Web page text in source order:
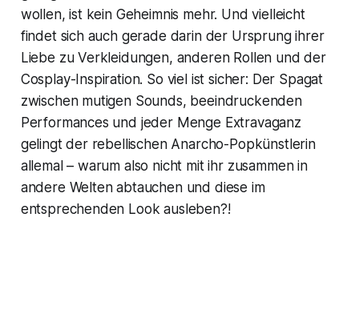
wollen, ist kein Geheimnis mehr. Und vielleicht
findet sich auch gerade darin der Ursprung ihrer
Liebe zu Verkleidungen, anderen Rollen und der
Cosplay-Inspiration. So viel ist sicher: Der Spagat
zwischen mutigen Sounds, beeindruckenden
Performances und jeder Menge Extravaganz
gelingt der rebellischen Anarcho-Popkünstlerin
allemal – warum also nicht mit ihr zusammen in
andere Welten abtauchen und diese im
entsprechenden Look ausleben?!